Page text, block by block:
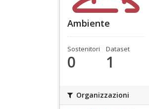
Ambiente
Sostenitori
0
Dataset
1
Organizzazioni